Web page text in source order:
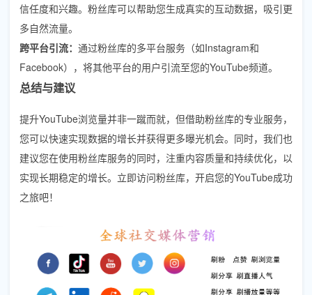
信任度和兴趣。粉丝库可以帮助您生成真实的互动数据，吸引更
多自然流量。
跨平台引流： 通过粉丝库的多平台服务（如Instagram和
Facebook），将其他平台的用户引流至您的YouTube频道。
总结与建议
提升YouTube浏览量并非一蹴而就，但借助粉丝库的专业服务，
您可以快速实现数据的增长并获得更多曝光机会。同时，我们也
建议您在使用粉丝库服务的同时，注重内容质量和持续优化，以
实现长期稳定的增长。立即访问粉丝库，开启您的YouTube成功
之旅吧！